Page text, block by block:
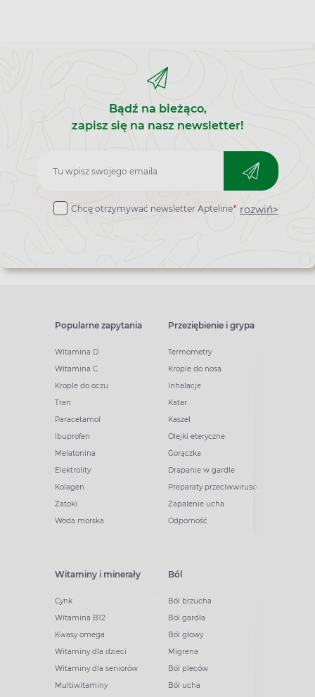
Bądź na bieżąco,
zapisz się na nasz newsletter!
Zapisz
do
Chcę otrzymywać newsletter Apteline* rozwiń>
Popularne zapytania
Witamina D
Witamina C
Krople do oczu
Tran
Paracetamol
Ibuprofen
Melatonina
Elektrolity
Kolagen
Zatoki
Woda morska
Przeziębienie i grypa
Termometry
Krople do nosa
Inhalacje
Katar
Kaszel
Olejki eteryczne
Gorączka
Drapanie w gardle
Preparaty przeciwwirusowe
Zapalenie ucha
Odporność
Witaminy i minerały
Cynk
Witamina B12
Kwasy omega
Witaminy dla dzieci
Witaminy dla seniorów
Multiwitaminy
Ból
Ból brzucha
Ból gardła
Ból głowy
Migrena
Ból pleców
Ból ucha